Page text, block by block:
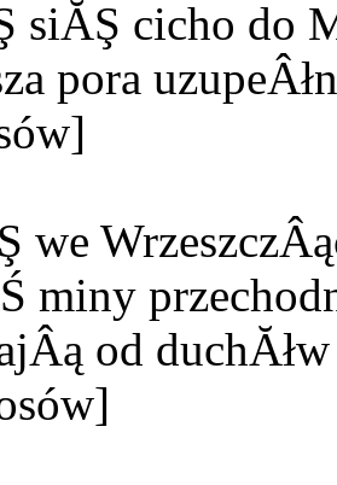
siĂŞ cicho do
pora
we
miny
od